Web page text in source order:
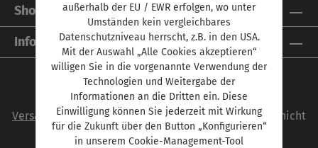
Shop Service
Informationen
Alle Preise inkl. gesetzl. Mehrwertsteuer zzgl.
Versandkostenund ggf. Nachnahmegebühren, wenn nicht
anders angegeben.
außerhalb der EU / EWR erfolgen, wo unter
Umständen kein vergleichbares
Datenschutzniveau herrscht, z.B. in den USA.
Mit der Auswahl „Alle Cookies akzeptieren“
willigen Sie in die vorgenannte Verwendung der
Technologien und Weitergabe der
Informationen an die Dritten ein. Diese
Einwilligung können Sie jederzeit mit Wirkung
für die Zukunft über den Button „Konfigurieren“
in unserem Cookie-Management-Tool